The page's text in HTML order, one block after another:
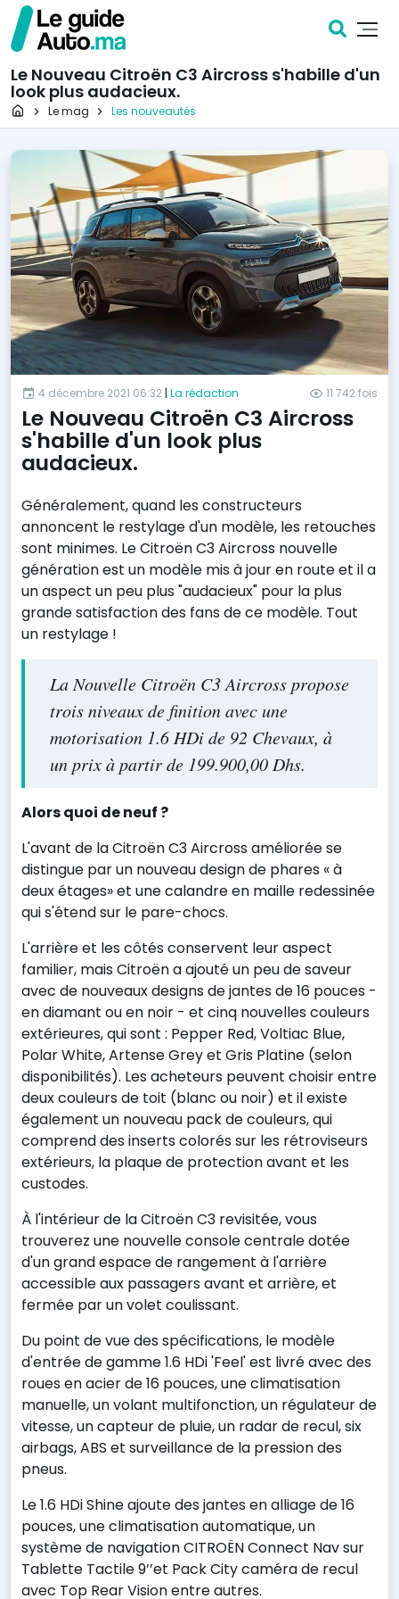
Le Nouveau Citroën C3 Aircross s'habille d'un
look plus audacieux.
Page d'accueil
Le mag Les nouveautés
4 décembre 2021 06:32 | La rédaction 11 742 fois
Le Nouveau Citroën C3 Aircross
s'habille d'un look plus
audacieux.
Généralement, quand les constructeurs
annoncent le restylage d'un modèle, les retouches
sont minimes. Le Citroën C3 Aircross nouvelle
génération est un modèle mis à jour en route et il a
un aspect un peu plus "audacieux" pour la plus
grande satisfaction des fans de ce modèle. Tout
un restylage !
La Nouvelle Citroën C3 Aircross propose
trois niveaux de finition avec une
motorisation 1.6 HDi de 92 Chevaux, à
un prix à partir de 199.900,00 Dhs.
Alors quoi de neuf ?
L'avant de la Citroën C3 Aircross améliorée se
distingue par un nouveau design de phares « à
deux étages» et une calandre en maille redessinée
qui s'étend sur le pare-chocs.
L'arrière et les côtés conservent leur aspect
familier, mais Citroën a ajouté un peu de saveur
avec de nouveaux designs de jantes de 16 pouces -
en diamant ou en noir - et cinq nouvelles couleurs
extérieures, qui sont : Pepper Red, Voltiac Blue,
Polar White, Artense Grey et Gris Platine (selon
disponibilités). Les acheteurs peuvent choisir entre
deux couleurs de toit (blanc ou noir) et il existe
également un nouveau pack de couleurs, qui
comprend des inserts colorés sur les rétroviseurs
extérieurs, la plaque de protection avant et les
custodes.
À l'intérieur de la Citroën C3 revisitée, vous
trouverez une nouvelle console centrale dotée
d'un grand espace de rangement à l'arrière
accessible aux passagers avant et arrière, et
fermée par un volet coulissant.
Du point de vue des spécifications, le modèle
d'entrée de gamme 1.6 HDi 'Feel' est livré avec des
roues en acier de 16 pouces, une climatisation
manuelle, un volant multifonction, un régulateur de
vitesse, un capteur de pluie, un radar de recul, six
airbags, ABS et surveillance de la pression des
pneus.
Le 1.6 HDi Shine ajoute des jantes en alliage de 16
pouces, une climatisation automatique, un
système de navigation CITROËN Connect Nav sur
Tablette Tactile 9’’et Pack City caméra de recul
avec Top Rear Vision entre autres.